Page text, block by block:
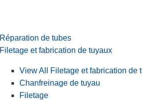
Réparation de tubes
Filetage et fabrication de tuyaux
View All Filetage et fabrication de
Chanfreinage de tuyau
Filetage